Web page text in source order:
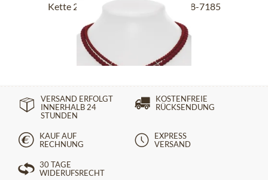
Kette 2 reihig mit Edelweiß SCH008-7185
VERSAND ERFOLGT
INNERHALB 24
STUNDEN
KOSTENFREIE
RÜCKSENDUNG
KAUF AUF
RECHNUNG
EXPRESS
VERSAND
30 TAGE
WIDERUFSRECHT